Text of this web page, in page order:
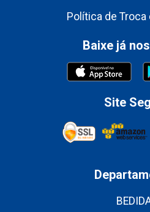
Política de Troca
Baixe já
Site